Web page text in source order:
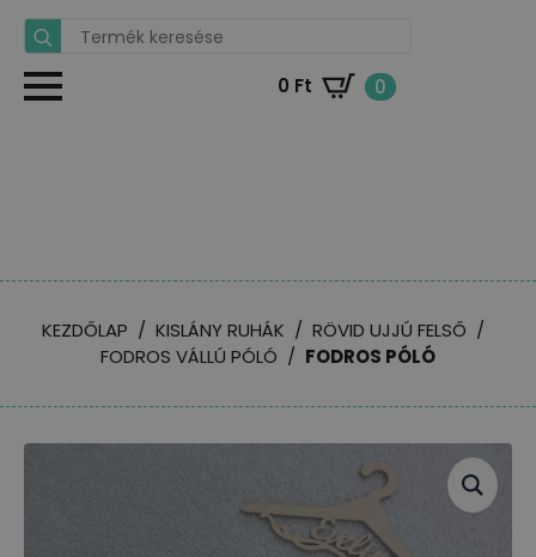
Search
for:
0 Ft 0
KEZDŐLAP KISLÁNY RUHÁK
RÖVID UJJÚ FELSŐ
FODROS VÁLLÚ PÓLÓ
FODROS PÓLÓ